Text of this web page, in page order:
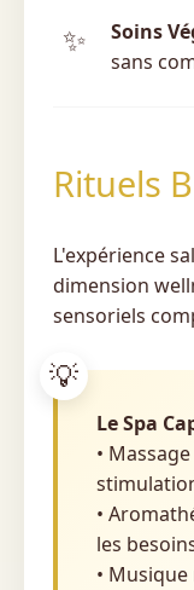
Soins
sans
Rituels
L'expérience
dimension
sensoriels
Le Spa
•
•
les
•